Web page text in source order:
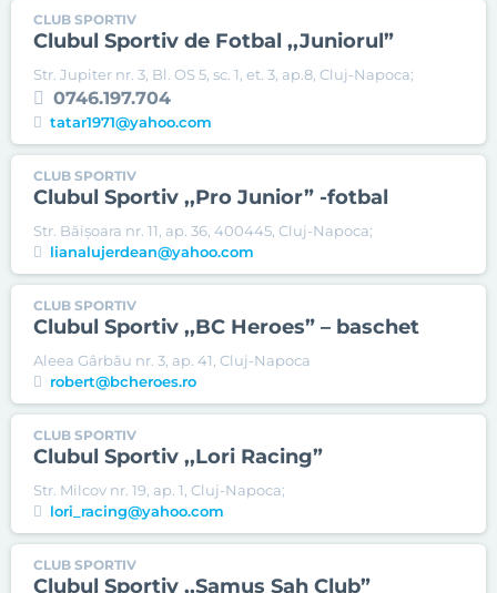
CLUB SPORTIV
Clubul Sportiv de Fotbal ,,Juniorul”
Str. Jupiter nr. 3, Bl. OS 5, sc. 1, et. 3, ap.8, Cluj-Napoca;
0746.197.704
tatar1971@yahoo.com
CLUB SPORTIV
Clubul Sportiv ,,Pro Junior” -fotbal
Str. Băișoara nr. 11, ap. 36, 400445, Cluj-Napoca;
lianalujerdean@yahoo.com
CLUB SPORTIV
Clubul Sportiv ,,BC Heroes” – baschet
Aleea Gârbău nr. 3, ap. 41, Cluj-Napoca
robert@bcheroes.ro
CLUB SPORTIV
Clubul Sportiv ,,Lori Racing”
Str. Milcov nr. 19, ap. 1, Cluj-Napoca;
lori_racing@yahoo.com
CLUB SPORTIV
Clubul Sportiv ,,Samus Şah Club”